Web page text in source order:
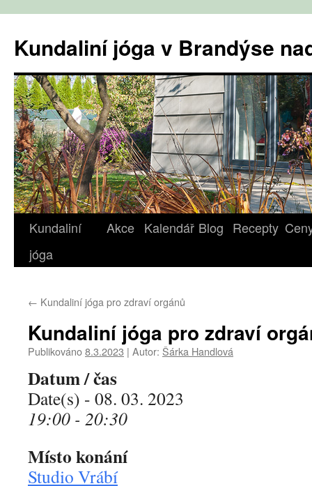
obsahu
webu
Kundaliní jóga v Brandýse
Kundaliní
jóga
Akce Kalendář Blog Recepty
← Kundaliní jóga pro zdraví orgánů
Kundaliní jóga pro zdraví
Publikováno8.3.2023 | Autor: Šárka Handlová
Datum / čas
Date(s) - 08. 03. 2023
19:00 - 20:30
Místo konání
Studio Vrábí